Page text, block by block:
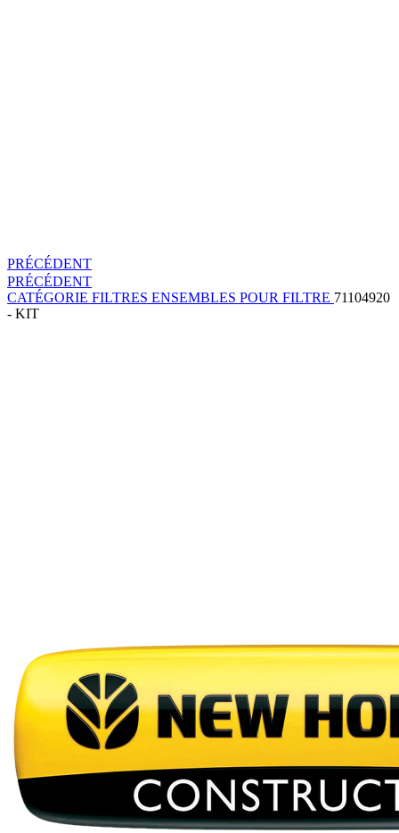
PRÉCÉDENT
PRÉCÉDENT
CATÉGORIE FILTRES ENSEMBLES POUR FILTRE 71104920
- KIT